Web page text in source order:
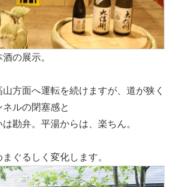
の展示。
方面へ運転を続けますが、道が狭く
ルの閉塞感と
勘弁。平湯からは、楽ちん。
ぐるしく変化します。